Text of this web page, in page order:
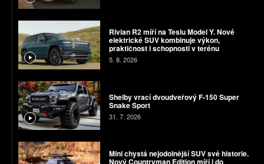
Rivian R2 míří na Teslu Model Y. Nové
elektrické SUV kombinuje výkon,
praktičnost i schopnosti v terénu
5. 8. 2026
Shelby vrací dvoudveřový F-150 Super
Snake Sport
31. 7. 2026
Mini chystá nejodolnější SUV své historie.
Nový Countryman Edition míří i do